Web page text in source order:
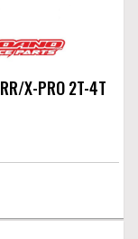
RR/X-PRO 2T-4T